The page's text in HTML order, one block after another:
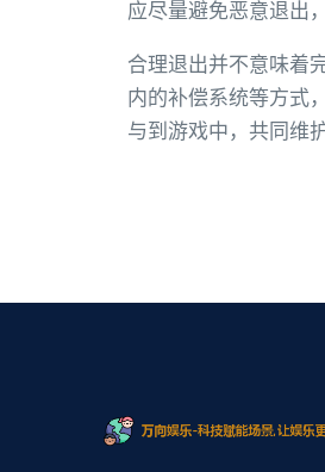
应尽量避免恶意退出
合理退出并不意味着
内的补偿系统等方式
与到游戏中，共同维